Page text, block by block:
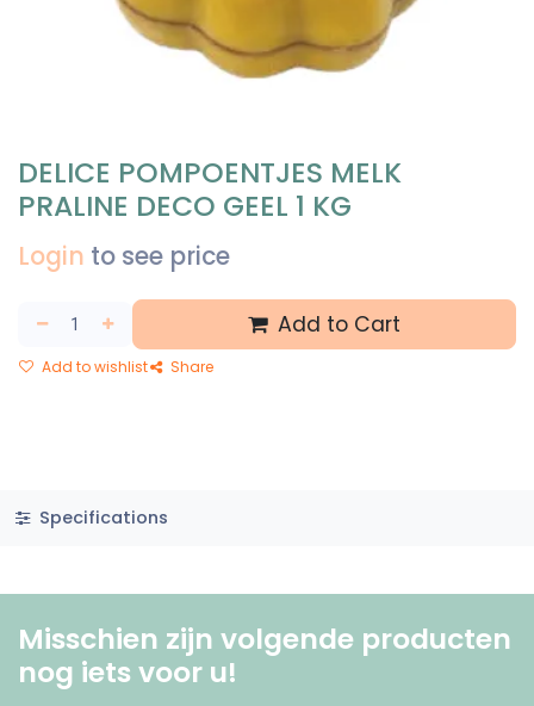
DELICE POMPOENTJES MELK
PRALINE DECO GEEL 1 KG
Login to see price
Add to Cart
Add to wishlist Share
Specifications
Misschien zijn volgende producten
nog iets voor u! ​